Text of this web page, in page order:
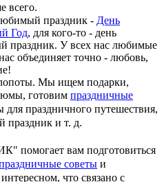
всего.
праздник - День
Год, для кого-то - день
праздник. У всех нас любимые
объединяет точно - любовь,
Мы ищем подарки,
готовим праздничные
для праздничного путешествия,
праздник и т. д.
вам подготовиться
советы и
что связано с